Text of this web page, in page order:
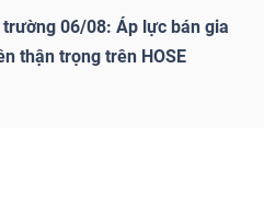
06/08: Áp lực bán gia
thận trọng trên HOSE